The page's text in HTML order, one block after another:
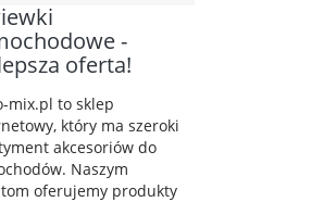
-
oferta!
mix.pl to sklep
który ma szeroki
akcesoriów do
Naszym
oferujemy produkty